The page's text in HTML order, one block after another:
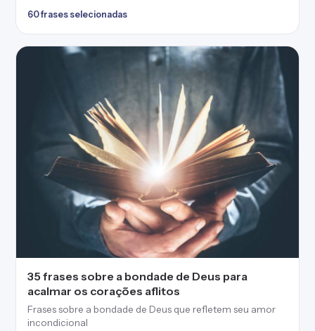
60 frases selecionadas
35 frases sobre a bondade de Deus para
acalmar os corações aflitos
Frases sobre a bondade de Deus que refletem seu amor
incondicional